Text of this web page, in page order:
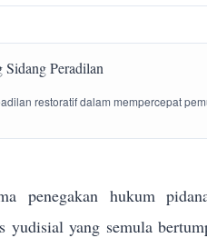
restoratif dalam mempercepat
penegakan hukum
yudisial yang semula